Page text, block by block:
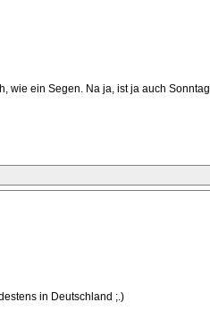
wie ein Segen. Na ja, ist ja auch Sonntag
in Deutschland ;.)